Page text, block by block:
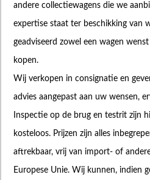
andere collectiewagens die we
expertise staat ter beschikking van
geadviseerd zowel een wagen
kopen.
Wij verkopen in consignatie en
advies aangepast aan uw wensen,
Inspectie op de brug en testrit zijn
kosteloos. Prijzen zijn alles
aftrekbaar, vrij van import- of
Europese Unie. Wij kunnen, indien